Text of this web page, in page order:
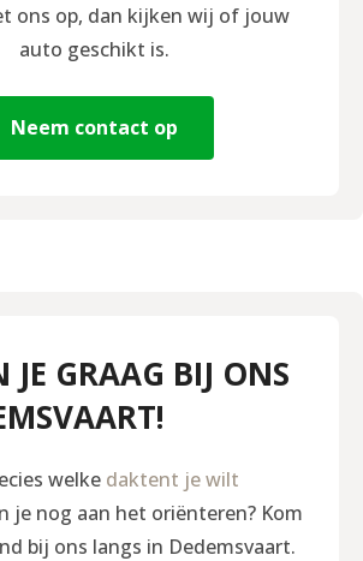
ons op, dan kijken wij of jouw
auto geschikt is.
Neem contact op
JE GRAAG BIJ ONS
welke daktent je wilt
je nog aan het oriënteren? Kom
bij ons langs in Dedemsvaart.